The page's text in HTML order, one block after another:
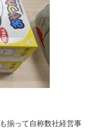
揃って自称数社経営事